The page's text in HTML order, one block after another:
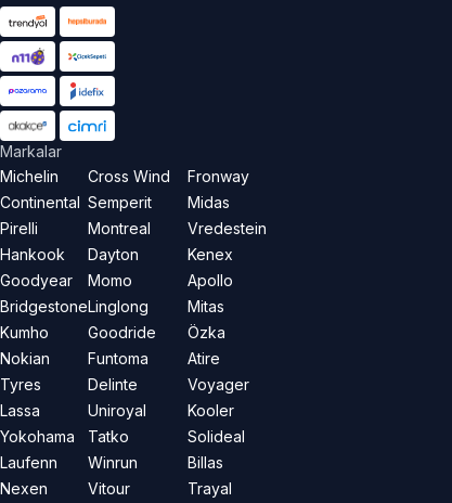
Markalar
Michelin
Continental
Pirelli
Hankook
Goodyear
Bridgestone
Kumho
Nokian
Tyres
Lassa
Yokohama
Laufenn
Nexen
Cross Wind
Semperit
Montreal
Dayton
Momo
Linglong
Goodride
Funtoma
Delinte
Uniroyal
Tatko
Winrun
Vitour
Fronway
Midas
Vredestein
Kenex
Apollo
Mitas
Özka
Atire
Voyager
Kooler
Solideal
Billas
Trayal